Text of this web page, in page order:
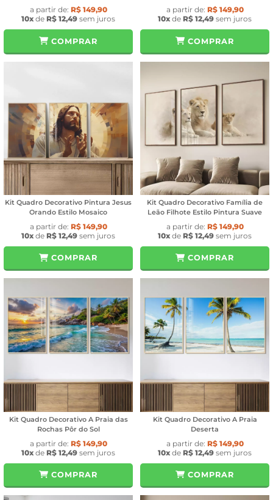
Meninas
a partir de: R$ 149,90
10x de R$ 12,49 sem juros
COMPRAR
a partir de: R$ 149,90
10x de R$ 12,49 sem juros
COMPRAR
Kit Quadro Decorativo Pintura Jesus
Orando Estilo Mosaico
a partir de: R$ 149,90
10x de R$ 12,49 sem juros
COMPRAR
Kit Quadro Decorativo Família de
Leão Filhote Estilo Pintura Suave
a partir de: R$ 149,90
10x de R$ 12,49 sem juros
COMPRAR
Kit Quadro Decorativo A Praia das
Rochas Pôr do Sol
a partir de: R$ 149,90
10x de R$ 12,49 sem juros
COMPRAR
Kit Quadro Decorativo A Praia
Deserta
a partir de: R$ 149,90
10x de R$ 12,49 sem juros
COMPRAR